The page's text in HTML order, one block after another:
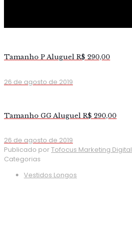
Tamanho P Aluguel R$ 290,00
26 de agosto de 2019
Tamanho GG Aluguel R$ 290,00
26 de agosto de 2019
Publicado porTofocus Marketing Digital
Categorias
Vestidos Longos